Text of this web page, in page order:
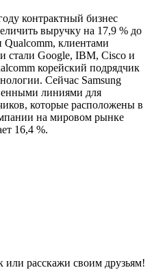
контрактный бизнес
выручку на 17,9 % до
клиентами
стали Google, IBM, Cisco и
корейский подрядчик
Сейчас Samsung
линиями для
которые расположены в
на мировом рынке
16,4 %.
или расскажи своим друзьям!